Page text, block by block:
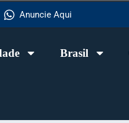
Anuncie Aqui
Brasil